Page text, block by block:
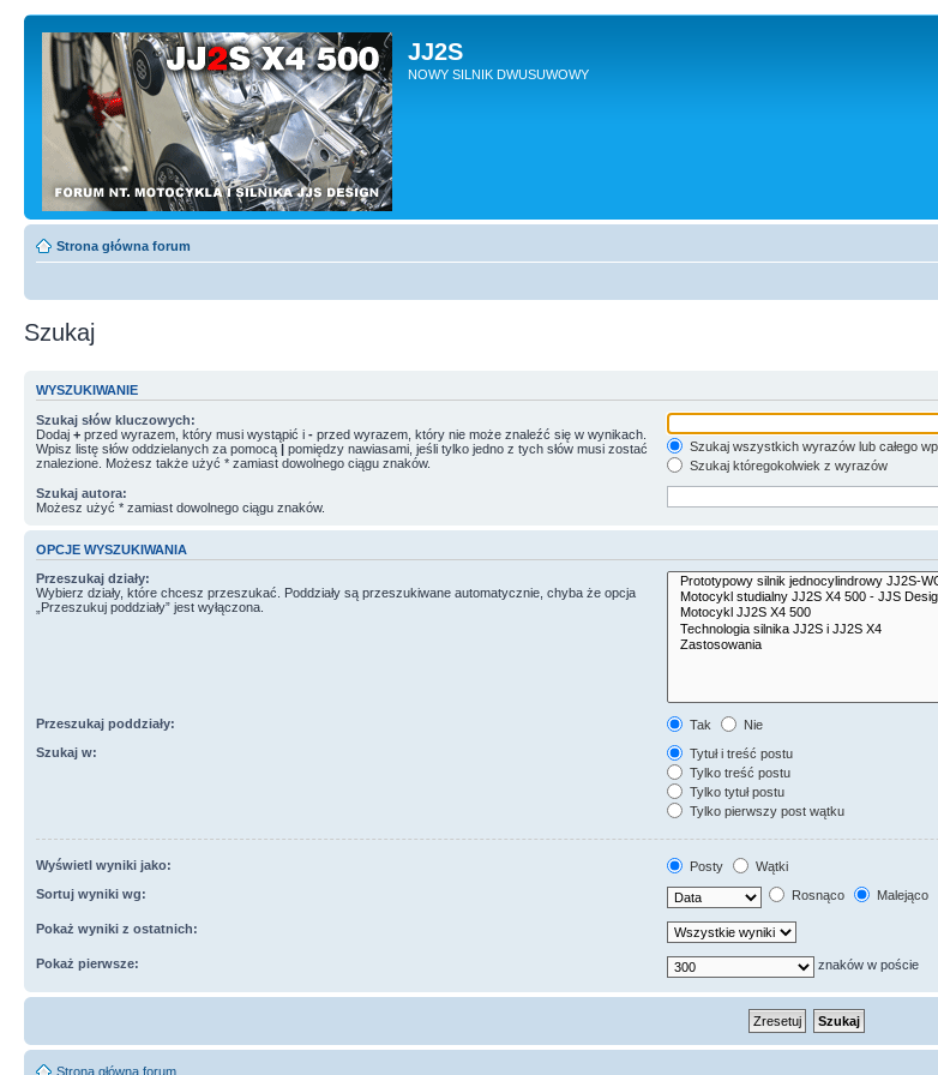
JJ2S
NOWY SILNIK DWUSUWOWY
Strona główna forum
Szukaj
WYSZUKIWANIE
Szukaj słów kluczowych:
Dodaj + przed wyrazem, który musi wystąpić i - przed wyrazem, który nie może znaleźć się w wynikach.
Wpisz listę słów oddzielanych za pomocą | pomiędzy nawiasami, jeśli tylko jedno z tych słów musi zostać
znalezione. Możesz także użyć * zamiast dowolnego ciągu znaków.
Szukaj wszystkich wyrazów lub całego
Szukaj któregokolwiek z wyrazów
Szukaj autora:
Możesz użyć * zamiast dowolnego ciągu znaków.
OPCJE WYSZUKIWANIA
Przeszukaj działy:
Wybierz działy, które chcesz przeszukać. Poddziały są przeszukiwane automatycznie, chyba że opcja
„Przeszukuj poddziały” jest wyłączona.
Przeszukaj poddziały: Tak
Nie
Szukaj w:
Tytuł i treść postu
Tylko treść postu
Tylko tytuł postu
Tylko pierwszy post wątku
Wyświetl wyniki jako: Posty
Wątki
Sortuj wyniki wg:
Rosnąco Malejąco
Pokaż wyniki z ostatnich:
Pokaż pierwsze: znaków w poście
Strona główna forum